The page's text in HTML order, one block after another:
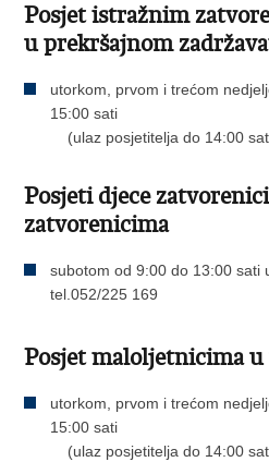
Posjet istražnim
u prekršajnom
utorkom, prvom i trećom
15:00 sati
(ulaz posjetitelja do 14:00
Posjeti djece
zatvorenicima
subotom od 9:00 do 13:00 sati
tel.052/225 169
Posjet maloljetnicima
utorkom, prvom i trećom
15:00 sati
(ulaz posjetitelja do 14:00